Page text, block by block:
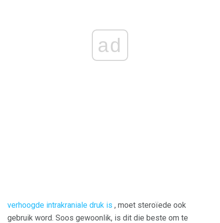
ad
verhoogde intrakraniale druk is , moet steroïede ook
gebruik word. Soos gewoonlik, is dit die beste om te